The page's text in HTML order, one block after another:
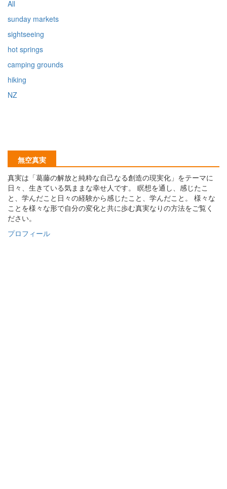
All
sunday markets
sightseeing
hot springs
camping grounds
hiking
NZ
無空真実
真実は「葛藤の解放と純粋な自己なる創造の現実化」をテーマに
日々、生きている気ままな幸せ人です。 瞑想を通し、感じたこ
と、学んだこと日々の経験から感じたこと、学んだこと。 様々な
ことを様々な形で自分の変化と共に歩む真実なりの方法をご覧く
ださい。
プロフィール